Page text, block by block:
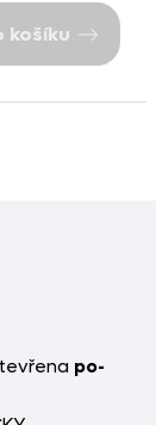
košíku
po-